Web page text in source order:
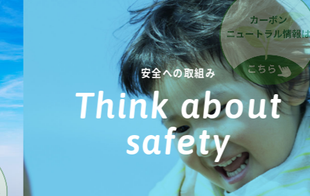
ENG
安全への取組み
Think about
safety